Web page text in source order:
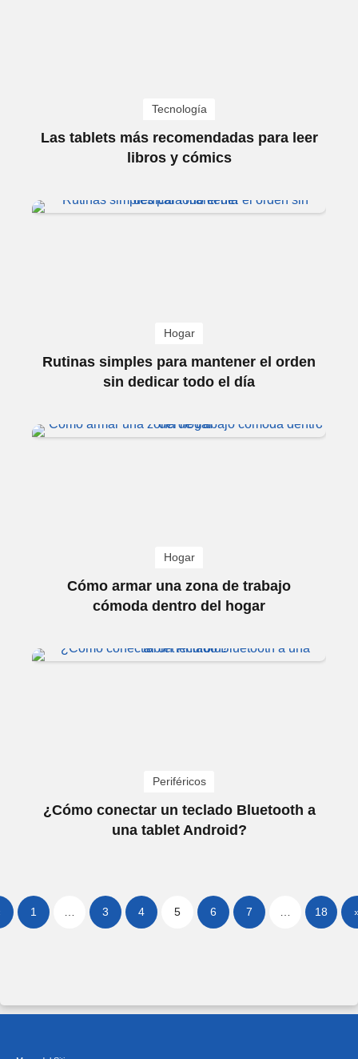
Tecnología
Las tablets más recomendadas para leer
libros y cómics
Hogar
Rutinas simples para mantener el orden
sin dedicar todo el día
Hogar
Cómo armar una zona de trabajo
cómoda dentro del hogar
Periféricos
¿Cómo conectar un teclado Bluetooth a
una tablet Android?
1 3 4 5 6 7 18